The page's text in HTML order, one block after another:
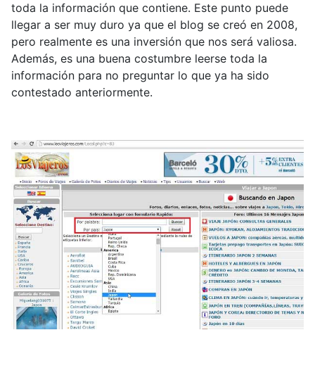
toda la información que contiene. Este punto puede
llegar a ser muy duro ya que el blog se creó en 2008,
pero realmente es una inversión que nos será valiosa.
Además, es una buena costumbre leerse toda la
información para no preguntar lo que ya ha sido
contestado anteriormente.